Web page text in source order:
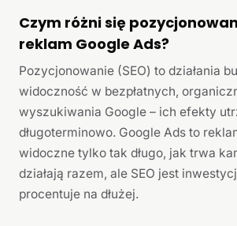
Czym różni się
reklam Google Ads?
Pozycjonowanie (SEO) to działania
widoczność w bezpłatnych,
wyszukiwania Google – ich efekty
długoterminowo. Google Ads to
widoczne tylko tak długo, jak trwa
działają razem, ale SEO jest
procentuje na dłużej.